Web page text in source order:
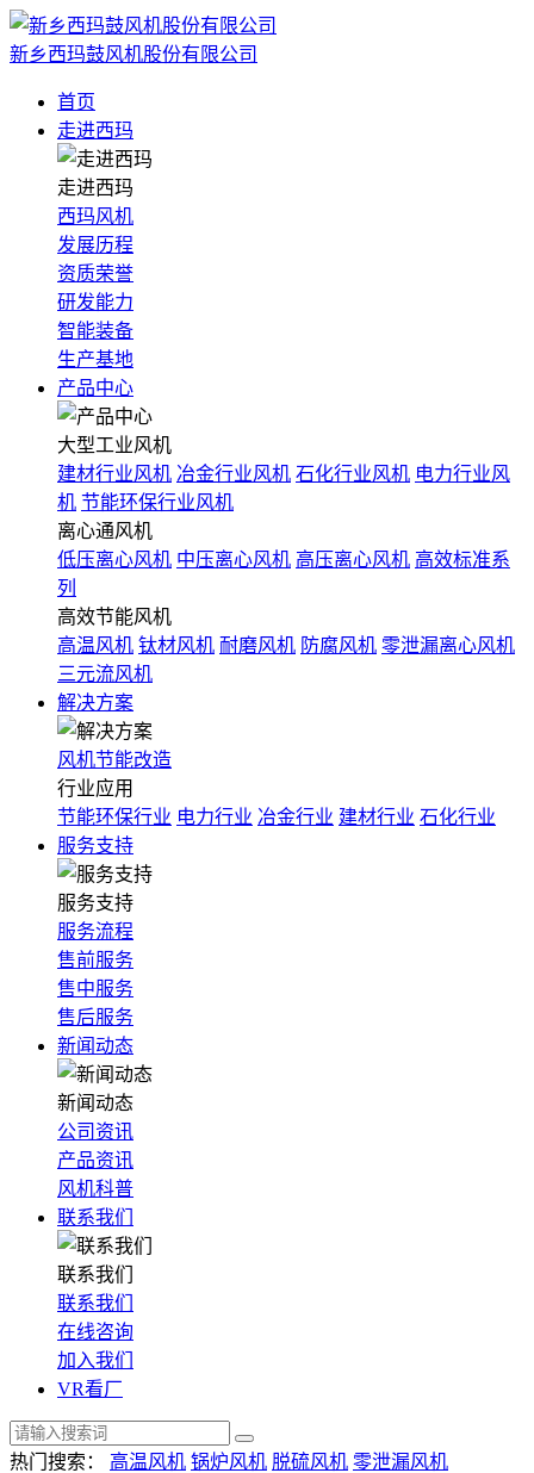
新乡西玛鼓风机股份有限公司
首页
走进西玛
走进西玛
西玛风机
发展历程
资质荣誉
研发能力
智能装备
生产基地
产品中心
大型工业风机
建材行业风机 冶金行业风机 石化行业风机 电力行业风
机 节能环保行业风机
离心通风机
低压离心风机 中压离心风机 高压离心风机 高效标准系
列
高效节能风机
高温风机 钛材风机 耐磨风机 防腐风机 零泄漏离心风机
三元流风机
解决方案
风机节能改造
行业应用
节能环保行业 电力行业 冶金行业 建材行业 石化行业
服务支持
服务支持
服务流程
售前服务
售中服务
售后服务
新闻动态
新闻动态
公司资讯
产品资讯
风机科普
联系我们
联系我们
联系我们
在线咨询
加入我们
VR看厂
热门搜索： 高温风机 锅炉风机 脱硫风机 零泄漏风机